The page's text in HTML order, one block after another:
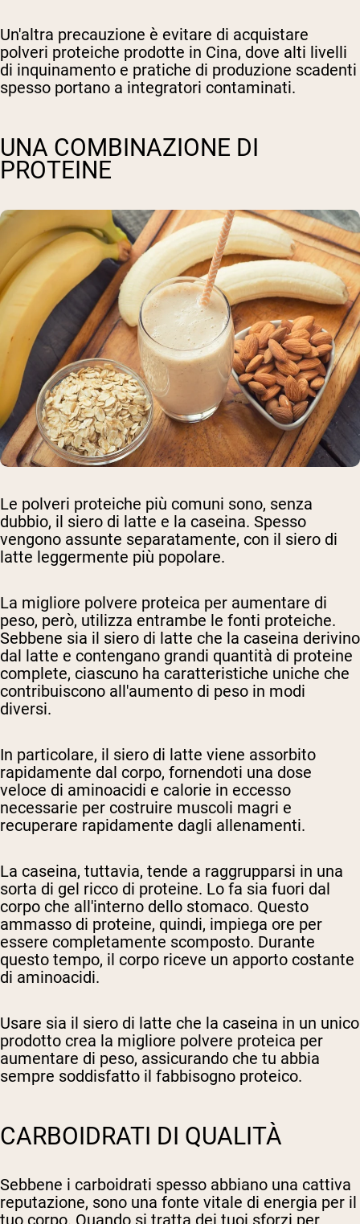
Un'altra precauzione è evitare di acquistare
polveri proteiche prodotte in Cina, dove alti livelli
di inquinamento e pratiche di produzione scadenti
spesso portano a integratori contaminati.
UNA COMBINAZIONE DI
PROTEINE
Le polveri proteiche più comuni sono, senza
dubbio, il siero di latte e la caseina. Spesso
vengono assunte separatamente, con il siero di
latte leggermente più popolare.
La migliore polvere proteica per aumentare di
peso, però, utilizza entrambe le fonti proteiche.
Sebbene sia il siero di latte che la caseina derivino
dal latte e contengano grandi quantità di proteine
complete, ciascuno ha caratteristiche uniche che
contribuiscono all'aumento di peso in modi
diversi.
In particolare, il siero di latte viene assorbito
rapidamente dal corpo, fornendoti una dose
veloce di aminoacidi e calorie in eccesso
necessarie per costruire muscoli magri e
recuperare rapidamente dagli allenamenti.
La caseina, tuttavia, tende a raggrupparsi in una
sorta di gel ricco di proteine. Lo fa sia fuori dal
corpo che all'interno dello stomaco. Questo
ammasso di proteine, quindi, impiega ore per
essere completamente scomposto. Durante
questo tempo, il corpo riceve un apporto costante
di aminoacidi.
Usare sia il siero di latte che la caseina in un unico
prodotto crea la migliore polvere proteica per
aumentare di peso, assicurando che tu abbia
sempre soddisfatto il fabbisogno proteico.
CARBOIDRATI DI QUALITÀ
Sebbene i carboidrati spesso abbiano una cattiva
reputazione, sono una fonte vitale di energia per il